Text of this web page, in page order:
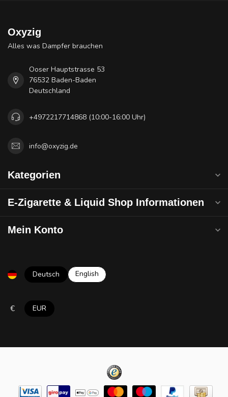
Oxyzig
Alles was Dampfer brauchen
Ooser Hauptstrasse 53
76532 Baden-Baden
Deutschland
+4972217714868 (10:00-16:00 Uhr)
info@oxyzig.de
Kategorien
E-Zigarette & Liquid Shop Informationen
Mein Konto
Deutsch English
€ EUR